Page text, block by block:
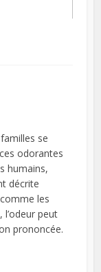
se
odorantes
humains,
décrite
les
peut
prononcée.